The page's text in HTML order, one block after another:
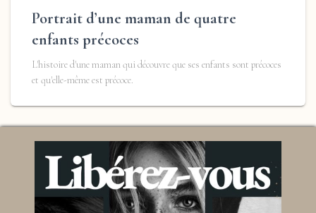
Portrait d’une maman de quatre
enfants précoces
L'histoire d'une maman qui découvre que ses enfants sont précoces
et qu'elle-même est précoce.